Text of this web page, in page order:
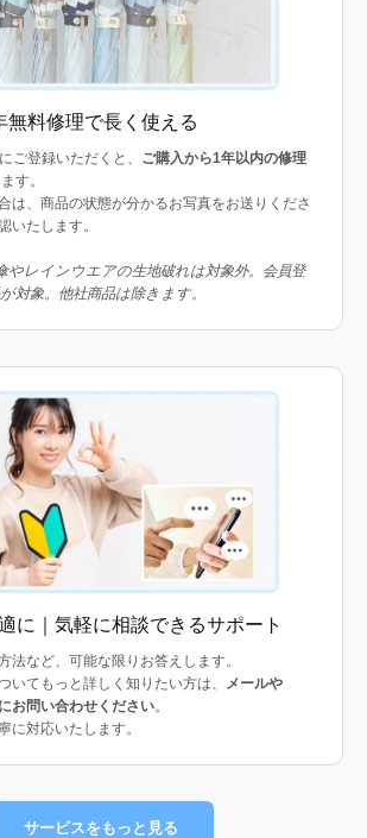
無料修理で長く使える
ご登録いただくと、 ご購入から1年以内の修理
す。
は、商品の状態が分かるお写真をお送りくださ
いたします。
やレインウエアの生地破れは対象外。会員登
対象。他社商品は除きます。
に｜気軽に相談できるサポート
法など、可能な限りお答えします。
いてもっと詳しく知りたい方は、
メールや
お問い合わせください。
に対応いたします。
サービスをもっと見る